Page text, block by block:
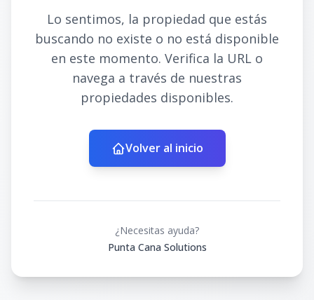
Lo sentimos, la propiedad que estás
buscando no existe o no está disponible
en este momento. Verifica la URL o
navega a través de nuestras
propiedades disponibles.
Volver al inicio
¿Necesitas ayuda?
Punta Cana Solutions